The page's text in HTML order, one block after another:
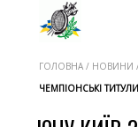
ГОЛОВНА / НОВИНИ
ЧЕМПІОНСЬКІ